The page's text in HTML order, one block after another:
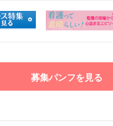
募集パンフを見る